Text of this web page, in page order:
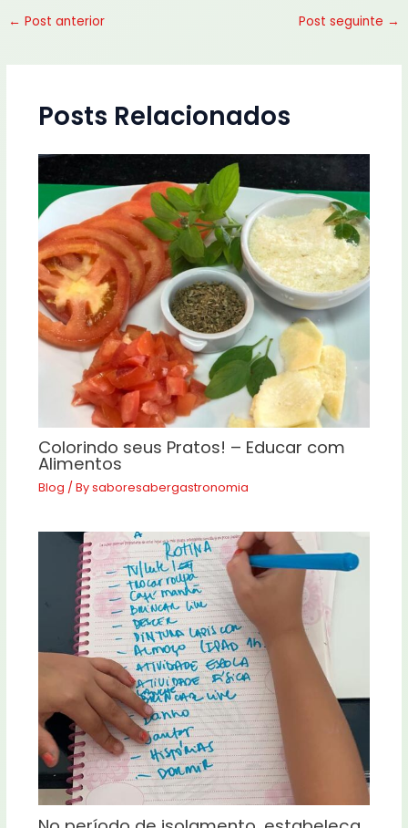
← Post anterior Post seguinte →
Posts Relacionados
Colorindo seus Pratos! – Educar com
Alimentos
Blog / Bysaboresabergastronomia